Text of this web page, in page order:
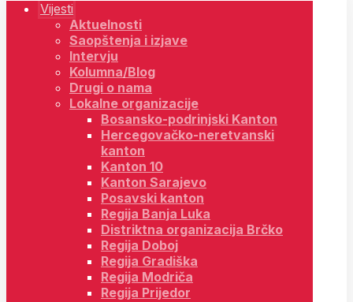
Vijesti
Aktuelnosti
Saopštenja i izjave
Intervju
Kolumna/Blog
Drugi o nama
Lokalne organizacije
Bosansko-podrinjski Kanton
Hercegovačko-neretvanski
kanton
Kanton 10
Kanton Sarajevo
Posavski kanton
Regija Banja Luka
Distriktna organizacija Brčko
Regija Doboj
Regija Gradiška
Regija Modriča
Regija Prijedor